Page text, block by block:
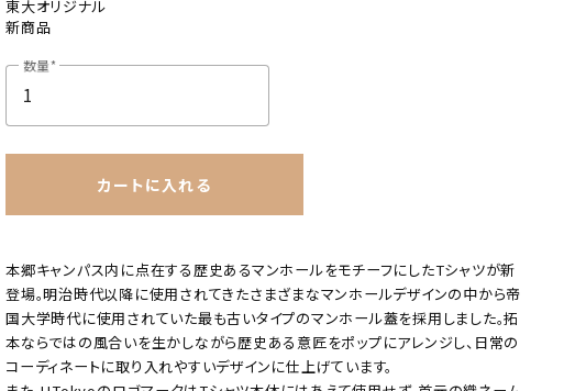
東大オリジナル
新商品
数量
カートに入れる
本郷キャンパス内に点在する歴史あるマンホールをモチーフにしたTシャツが新
登場。明治時代以降に使用されてきたさまざまなマンホールデザインの中から帝
国大学時代に使用されていた最も古いタイプのマンホール蓋を採用しました。拓
本ならではの風合いを生かしながら歴史ある意匠をポップにアレンジし、日常の
コーディネートに取り入れやすいデザインに仕上げています。